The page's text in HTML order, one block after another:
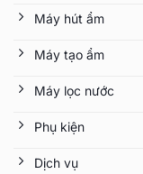
Máy hút ẩm
Máy tạo ẩm
Máy lọc nước
Phụ kiện
Dịch vụ